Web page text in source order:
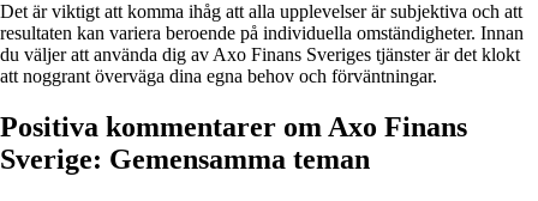
Det är viktigt att komma ihåg att alla upplevelser är subjektiva och att
resultaten kan variera beroende på individuella omständigheter. Innan
du väljer att använda dig av Axo Finans Sveriges tjänster är det klokt
att noggrant överväga dina egna behov och förväntningar.
Positiva kommentarer om Axo Finans
Sverige: Gemensamma teman